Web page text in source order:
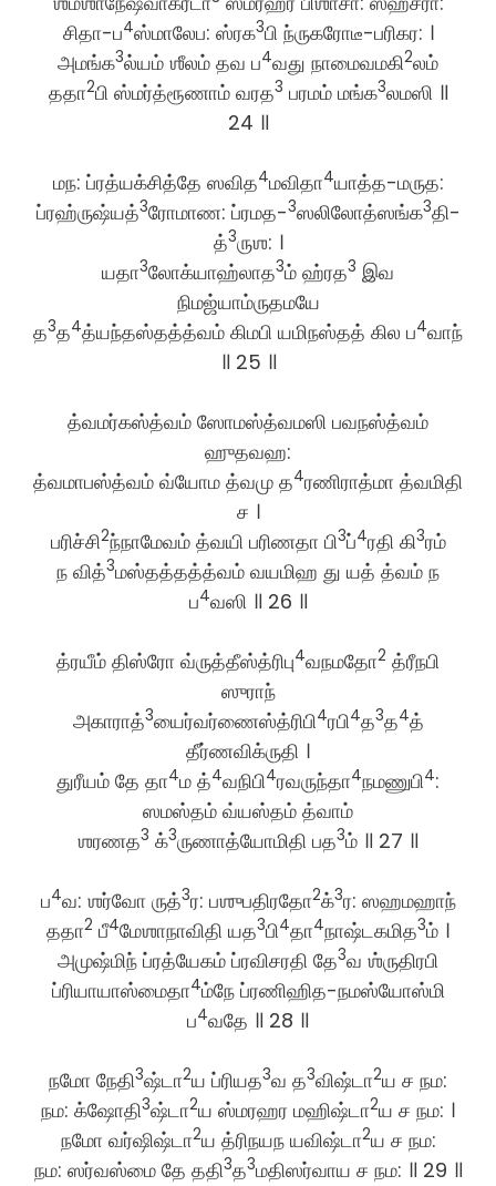
சிதா-ப4ஸ்மாலேப: ஸ்ரக3பி ந்ருகரோடீ-பரிகர: ।
அமங்க3ல்யம் ஶீலம் தவ ப4வது நாமைவமகி2லம்
ததா2பி ஸ்மர்த்ரூணாம் வரத3 பரமம் மங்க3லமஸி ॥
24 ॥
மந: ப்ரத்யக்சித்தே ஸவித4மவிதா4யாத்த-மருத:
ப்ரஹ்ருஷ்யத்3ரோமாண: ப்ரமத-3ஸலிலோத்ஸங்க3தி-
த்3ருஶ: ।
யதா3லோக்யாஹ்லாத3ம் ஹ்ரத3 இவ
நிமஜ்யாம்ருதமயே
த3த4த்யந்தஸ்தத்த்வம் கிமபி யமிநஸ்தத் கில ப4வாந்
॥ 25 ॥
த்வமர்கஸ்த்வம் ஸோமஸ்த்வமஸி பவநஸ்த்வம்
ஹுதவஹ:
த்வமாபஸ்த்வம் வ்யோம த்வமு த4ரணிராத்மா த்வமிதி
ச ।
பரிச்சி2ந்நாமேவம் த்வயி பரிணதா பி3ப்4ரதி கி3ரம்
ந வித்3மஸ்தத்தத்த்வம் வயமிஹ து யத் த்வம் ந
ப4வஸி ॥ 26 ॥
த்ரயீம் திஸ்ரோ வ்ருத்தீஸ்த்ரிபு4வநமதோ2 த்ரீநபி
ஸுராந்
அகாராத்3யைர்வர்ணைஸ்த்ரிபி4ரபி4த3த4த்
தீர்ணவிக்ருதி ।
துரீயம் தே தா4ம த்4வநிபி4ரவருந்தா4நமணுபி4:
ஸமஸ்தம் வ்யஸ்தம் த்வாம்
ஶரணத3 க்3ருணாத்யோமிதி பத3ம் ॥ 27 ॥
ப4வ: ஶர்வோ ருத்3ர: பஶுபதிரதோ2க்3ர: ஸஹமஹாந்
ததா2 பீ4மேஶாநாவிதி யத3பி4தா4நாஷ்டகமித3ம் ।
அமுஷ்மிந் ப்ரத்யேகம் ப்ரவிசரதி தே3வ ஶ்ருதிரபி
ப்ரியாயாஸ்மைதா4ம்நே ப்ரணிஹித-நமஸ்யோஸ்மி
ப4வதே ॥ 28 ॥
நமோ நேதி3ஷ்டா2ய ப்ரியத3வ த3விஷ்டா2ய ச நம:
நம: க்ஷோதி3ஷ்டா2ய ஸ்மரஹர மஹிஷ்டா2ய ச நம: ।
நமோ வர்ஷிஷ்டா2ய த்ரிநயந யவிஷ்டா2ய ச நம:
நம: ஸர்வஸ்மை தே ததி3த3மதிஸர்வாய ச நம: ॥ 29 ॥